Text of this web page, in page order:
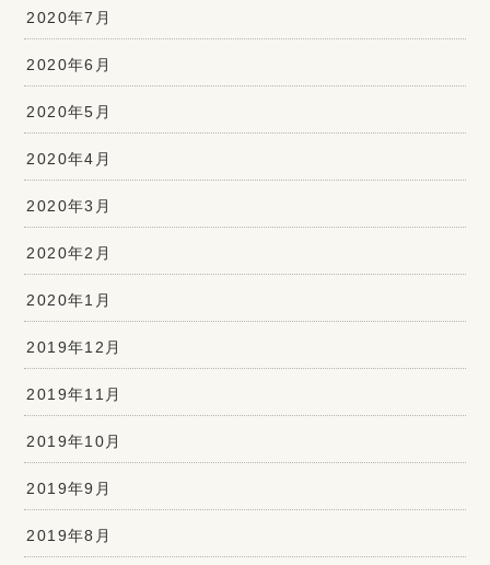
2020年7月
2020年6月
2020年5月
2020年4月
2020年3月
2020年2月
2020年1月
2019年12月
2019年11月
2019年10月
2019年9月
2019年8月